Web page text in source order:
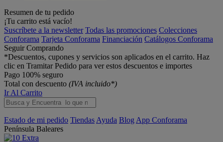
Resumen de tu pedido
¡Tu carrito está vacío!
Suscríbete a la newsletter Todas las promociones Colecciones
Conforama Tarjeta Conforama Financiación Catálogos Conforama
Seguir Comprando
*Descuentos, cupones y servicios son aplicados en el carrito. Haz
clic en Tramitar Pedido para ver estos descuentos e importes
Pago 100% seguro
Total con descuento (IVA incluido*)
Ir Al Carrito
Estado de mi pedido Tiendas Ayuda Blog App Conforama
Península Baleares